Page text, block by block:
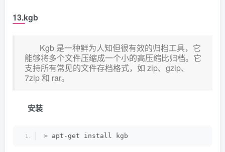
13.kgb
Kgb 是一种鲜为人知但很有效的归档工具，它
能够将多个文件压缩成一个小的高压缩比归档。它
支持所有常见的文件存档格式，如 zip、gzip、
7zip 和 rar。
安装
> apt-get install kgb